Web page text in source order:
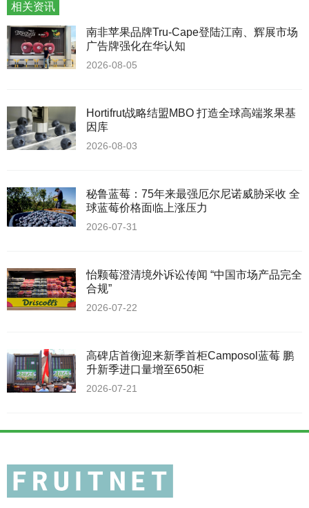
相关资讯
南非苹果品牌Tru-Cape登陆江南、辉展市场
广告牌强化在华认知
2026-08-05
Hortifrut战略结盟MBO 打造全球高端浆果基
因库
2026-08-03
秘鲁蓝莓：75年来最强厄尔尼诺威胁采收 全
球蓝莓价格面临上涨压力
2026-07-31
怡颗莓澄清境外诉讼传闻 “中国市场产品完全
合规”
2026-07-22
高碑店首衡迎来新季首柜Camposol蓝莓 鹏
升新季进口量增至650柜
2026-07-21